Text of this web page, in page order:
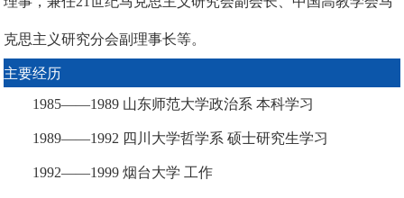
克思主义研究分会副理事长等。
主要经历
1985——1989 山东师范大学政治系 本科学习
1989——1992 四川大学哲学系 硕士研究生学习
1992——1999 烟台大学 工作